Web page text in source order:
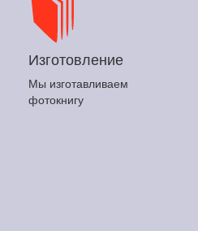
Изготовление
Мы изготавливаем
фотокнигу